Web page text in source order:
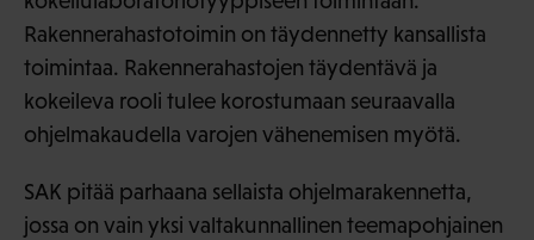
Rakennerahastotoimin on täydennetty kansallista
toimintaa. Rakennerahastojen täydentävä ja
kokeileva rooli tulee korostumaan seuraavalla
ohjelmakaudella varojen vähenemisen myötä.
SAK pitää parhaana sellaista ohjelmarakennetta,
jossa on vain yksi valtakunnallinen teemapohjainen